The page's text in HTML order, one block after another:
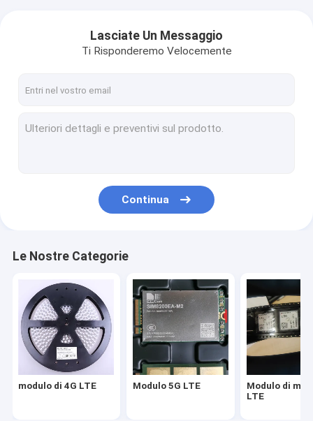
modulo di 4G LTE
Modulo 5G LTE
Modulo del router wireless
Lasciate Un Messaggio
Ti Risponderemo Velocemente
Continua
Le Nostre Categorie
modulo di 4G LTE Modulo 5G LTE
Modulo di
LTE